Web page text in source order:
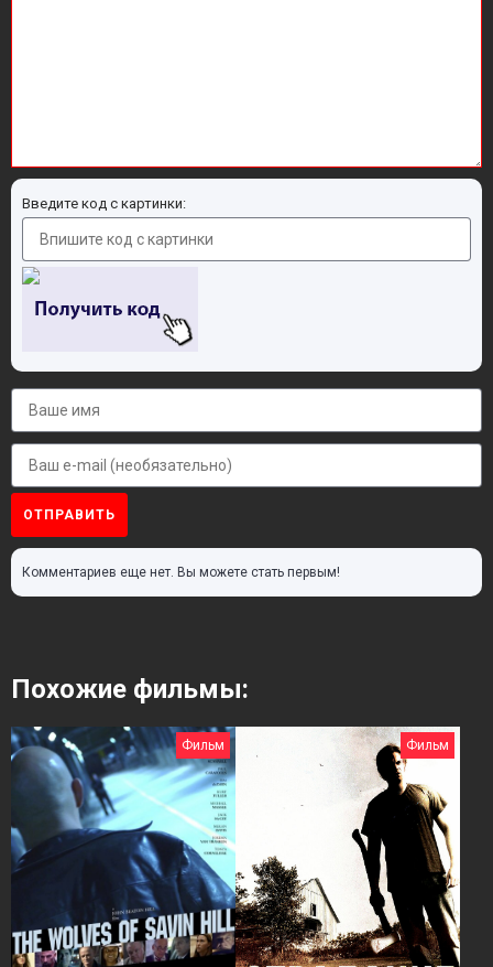
Введите код с картинки:
ОТПРАВИТЬ
Комментариев еще нет. Вы можете стать первым!
Похожие фильмы:
Фильм Фильм